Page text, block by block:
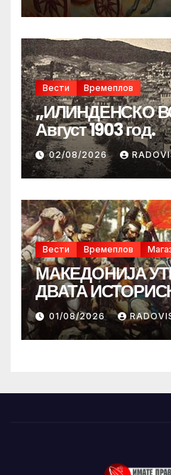
Вести Времеплов
„ИЛИНДЕНСКО
Август 1903 год.
02/08/2026
Вести Времеплов
МАКЕДОНИЈА
ДВАТА
ИЛИНДЕНА!
01/08/2026